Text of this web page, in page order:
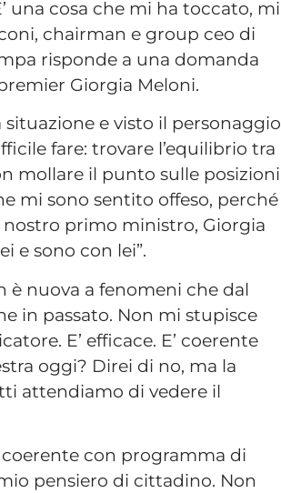
una cosa che mi ha toccato, mi
chairman e group ceo di
risponde a una domanda
Giorgia Meloni.
e visto il personaggio
fare: trovare l’equilibrio tra
mollare il punto sulle posizioni
mi sono sentito offeso, perché
primo ministro, Giorgia
e sono con lei”.
è nuova a fenomeni che dal
in passato. Non mi stupisce
E’ efficace. E’ coerente
oggi? Direi di no, ma la
attendiamo di vedere il
coerente con programma di
pensiero di cittadino. Non